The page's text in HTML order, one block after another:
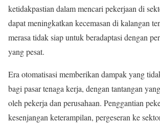
ketidakpastian dalam mencari pekerjaan di
dapat meningkatkan kecemasan di kalangan
merasa tidak siap untuk beradaptasi dengan
yang pesat.
Era otomatisasi memberikan dampak yang
bagi pasar tenaga kerja, dengan tantangan
oleh pekerja dan perusahaan. Penggantian
kesenjangan keterampilan, pergeseran ke